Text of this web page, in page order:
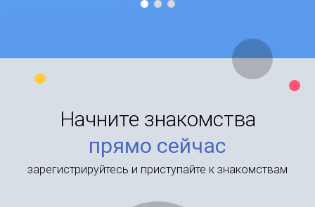
Начните знакомства
прямо сейчас
зарегистрируйтесь и приступайте к знакомствам